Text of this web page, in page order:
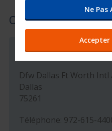
Où nous trouver
Adresse
Dfw Dallas Ft Worth
Dallas
75261
Téléphone: 972-615-
Ne Pas